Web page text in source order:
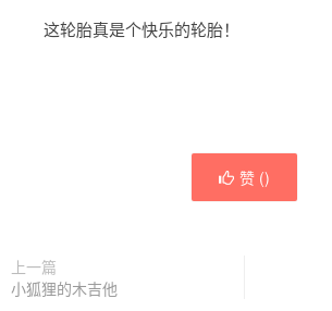
这轮胎真是个快乐的轮胎！
赞 ()
上一篇
小狐狸的木吉他